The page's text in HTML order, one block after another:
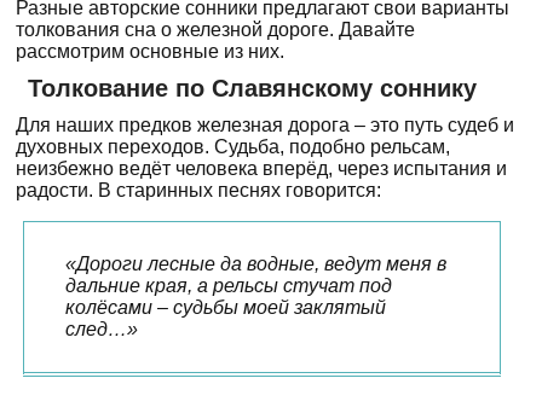
Разные авторские сонники предлагают свои варианты
толкования сна о железной дороге. Давайте
рассмотрим основные из них.
Толкование по Славянскому соннику
Для наших предков железная дорога – это путь судеб и
духовных переходов. Судьба, подобно рельсам,
неизбежно ведёт человека вперёд, через испытания и
радости. В старинных песнях говорится:
«Дороги лесные да водные, ведут меня в
дальние края, а рельсы стучат под
колёсами – судьбы моей заклятый
след…»